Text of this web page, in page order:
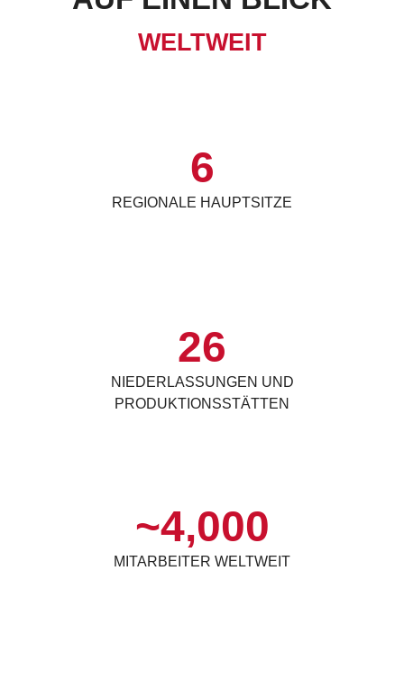
WELTWEIT
6
REGIONALE HAUPTSITZE
26
NIEDERLASSUNGEN UND
PRODUKTIONSSTÄTTEN
~4,000
MITARBEITER WELTWEIT